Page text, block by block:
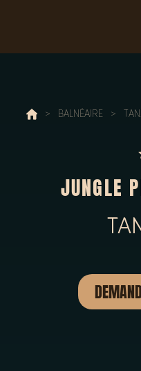
> BALNÉAIRE >
JUNGLE